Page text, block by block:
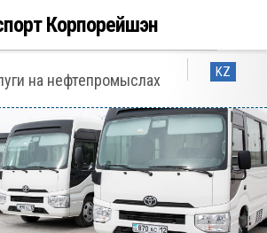
KZ
на нефтепромыслах
Корпорейшэн